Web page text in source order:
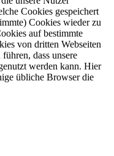
Cookies gespeichert
Cookies wieder zu
auf bestimmte
von dritten Webseiten
dass unsere
werden kann. Hier
übliche Browser die